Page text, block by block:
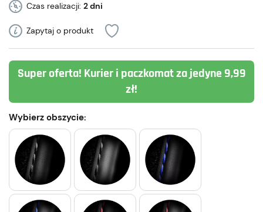
Czas realizacji: 2 dni
Zapytaj o produkt
Super oferta! Kurier i paczkomat za jedyne 9,99
zł!
Wybierz obszycie: